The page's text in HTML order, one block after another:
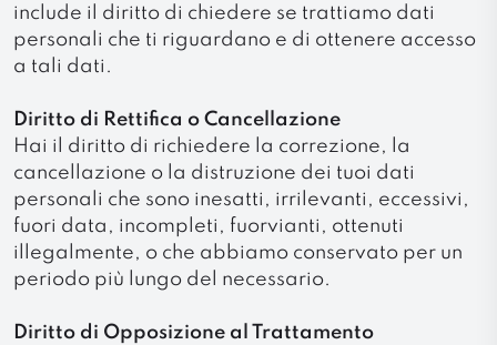
include il diritto di chiedere se trattiamo dati
personali che ti riguardano e di ottenere accesso
a tali dati.
Diritto di Rettifica o Cancellazione
Hai il diritto di richiedere la correzione, la
cancellazione o la distruzione dei tuoi dati
personali che sono inesatti, irrilevanti, eccessivi,
fuori data, incompleti, fuorvianti, ottenuti
illegalmente, o che abbiamo conservato per un
periodo più lungo del necessario.
Diritto di Opposizione al Trattamento